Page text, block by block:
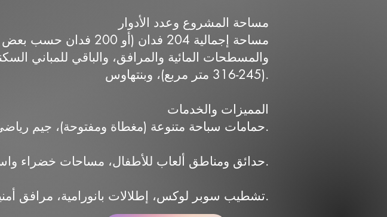
مساحة المشروع وعدد الأدوار
(245-316 متر مربع)، وبنتهاوس.
المميزات والخدمات
حمامات سباحة متنوعة (مغطاة ومفتوحة)، جيم رياضي مع مدربين، ساونا للرجال والسيدات، مراكز تجميل.
حدائق ومناطق ألعاب للأطفال، مساحات خضراء واسعة، لاند سكيب.
تشطيب سوبر لوكس، إطلالات بانورامية، مرافق أمنية وصيانة كاملة.